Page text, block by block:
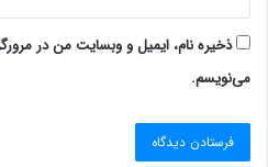
ذخیره نام، ایمیل و وبسایت من در
می‌نویسم.